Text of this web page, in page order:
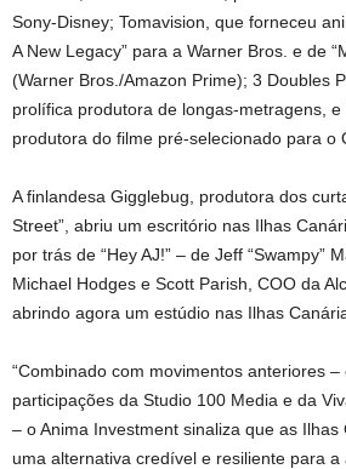
Sony-Disney; Tomavision, que forneceu
A New Legacy” para a Warner Bros. e de
(Warner Bros./Amazon Prime); 3 Doubles
prolífica produtora de longas-metragens, e
produtora do filme pré-selecionado para o
A finlandesa Gigglebug, produtora dos
Street”, abriu um escritório nas Ilhas
por trás de “Hey AJ!” – de Jeff “Swampy”
Michael Hodges e Scott Parish, COO da
abrindo agora um estúdio nas Ilhas
“Combinado com movimentos anteriores
participações da Studio 100 Media e da
– o Anima Investment sinaliza que as
uma alternativa credível e resiliente para a